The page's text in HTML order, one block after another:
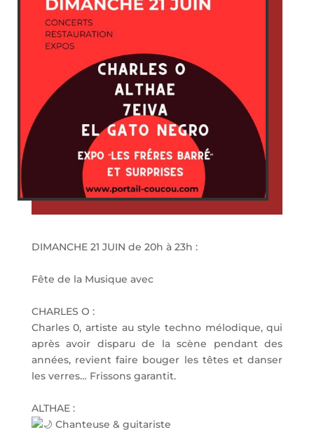
DIMANCHE 21 JUIN de 20h à 23h :
Fête de la Musique avec
CHARLES O :
Charles 0, artiste au style techno mélodique, qui
après avoir disparu de la scène pendant des
années, revient faire bouger les têtes et danser
les verres… Frissons garantit.
ALTHAE :
Chanteuse & guitariste